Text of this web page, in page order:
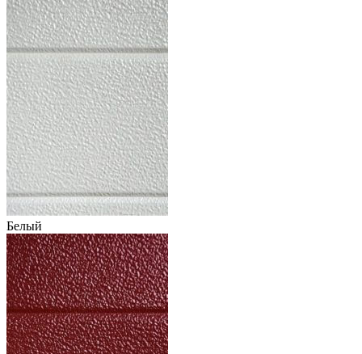
Белый